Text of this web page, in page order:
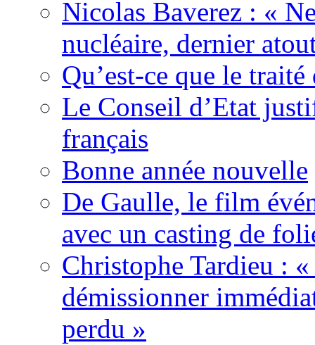
Nicolas Baverez : «
nucléaire, dernier
Qu’est-ce que le traité
Le Conseil d’Etat
français
Bonne année nouvelle
De Gaulle, le film
avec un casting de
Christophe Tardieu : «
démissionner
perdu »